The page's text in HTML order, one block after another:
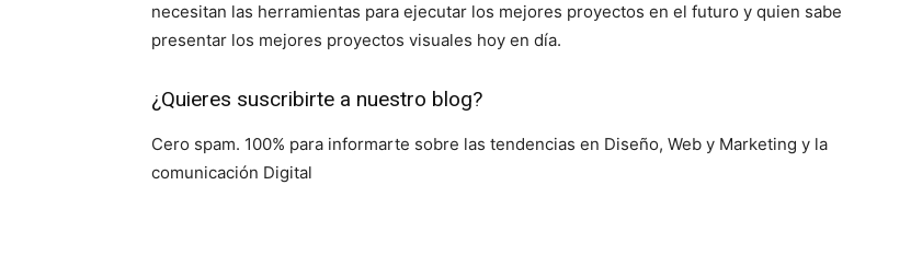
necesitan las herramientas para ejecutar los mejores proyectos en el futuro y quien sabe
presentar los mejores proyectos visuales hoy en día.
¿Quieres suscribirte a nuestro blog?
Cero spam. 100% para informarte sobre las tendencias en Diseño, Web y Marketing y la
comunicación Digital